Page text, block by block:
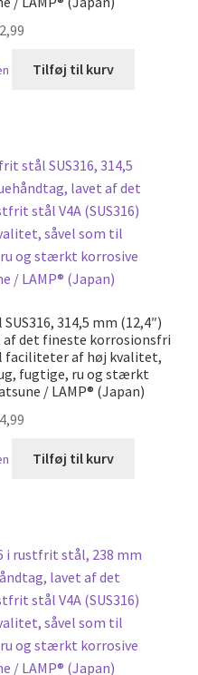
Tilføj til kurv
314,5 mm (12,4″)
af det fineste korrosionsfri
faciliteter af høj kvalitet,
fugtige, ru og stærkt
/ LAMP® (Japan)
Tilføj til kurv